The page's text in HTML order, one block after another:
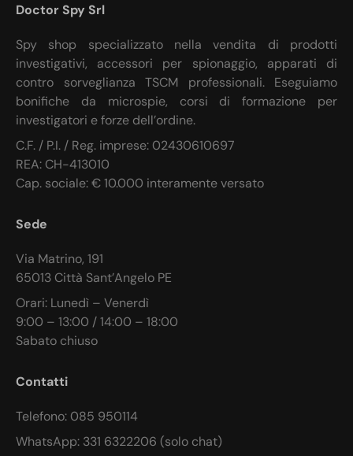
Doctor Spy Srl
Spy shop specializzato nella vendita di prodotti
investigativi, accessori per spionaggio, apparati di
contro sorveglianza TSCM professionali. Eseguiamo
bonifiche da microspie, corsi di formazione per
investigatori e forze dell’ordine.
C.F. / P.I. / Reg. imprese: 02430610697
REA: CH-413010
Cap. sociale: € 10.000 interamente versato
Sede
Via Matrino, 191
65013 Città Sant’Angelo PE
Orari: Lunedì – Venerdì
9:00 – 13:00 / 14:00 – 18:00
Sabato chiuso
Contatti
Telefono: 085 950114
WhatsApp: 331 6322206 (solo chat)